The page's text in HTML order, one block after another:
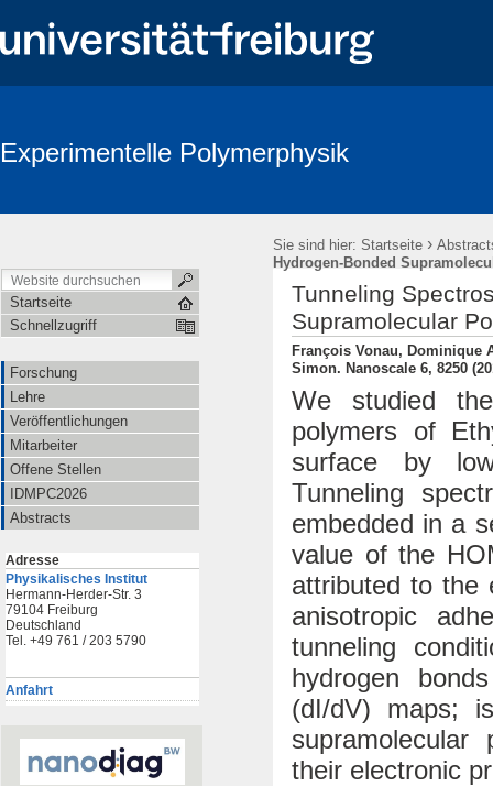
Experimentelle Polymerphysik
Sie sind hier: Startseite ›
Hydrogen-Bonded
Startseite
Schnellzugriff
Forschung
Lehre
Veröffentlichungen
Mitarbeiter
Offene Stellen
IDMPC2026
Abstracts
Adresse
Physikalisches Institut
Hermann-Herder-Str. 3
79104 Freiburg
Deutschland
Tel. +49 761 / 203 5790
Anfahrt
Tunneling
Supramolecular
François Vonau, Dominique
Simon. Nanoscale 6, 8250
We studied
polymers of
surface by
Tunneling
embedded in a
value of the
attributed to the
anisotropic
tunneling
hydrogen
(dI/dV) maps;
their electronic